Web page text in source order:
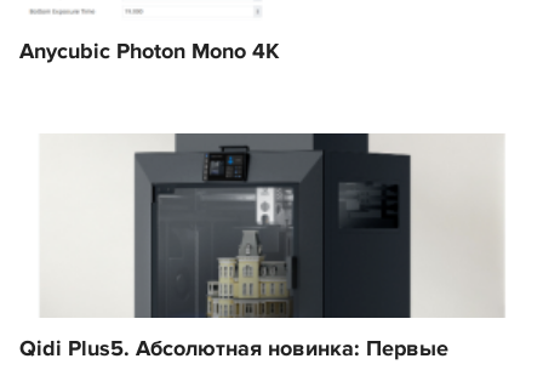
Anycubic Photon Mono 4K
Qidi Plus5. Абсолютная новинка: Первые